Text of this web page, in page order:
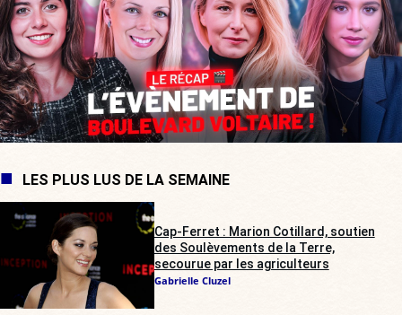
LES PLUS LUS DE LA SEMAINE
Cap-Ferret : Marion Cotillard, soutien
des Soulèvements de la Terre,
secourue par les agriculteurs
Gabrielle Cluzel